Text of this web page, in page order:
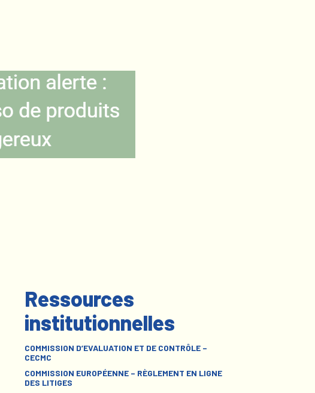
Ressources
institutionnelles
COMMISSION D’EVALUATION ET DE CONTRÔLE –
CECMC
COMMISSION EUROPÉENNE – RÈGLEMENT EN LIGNE
DES LITIGES